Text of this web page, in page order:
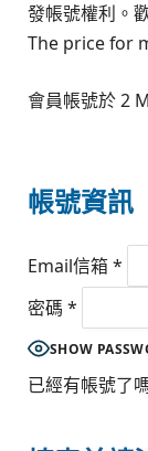
發帳號權利。
The price for
會員帳號於 2
帳號資訊
Email信箱*
密碼 *
SHOW
已經有帳號了